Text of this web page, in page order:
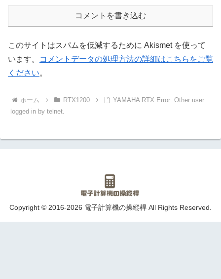
コメントを書き込む
このサイトはスパムを低減するために Akismet を使って
います。
コメントデータの処理方法の詳細はこちらをご覧
ください。
ホーム RTX1200
YAMAHA RTX Error: Other user
logged in by telnet.
Copyright © 2016-2026 電子計算機の操縦桿 All Rights Reserved.